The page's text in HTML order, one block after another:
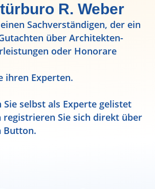
R. Weber
Sachverständigen, der ein
über Architekten-
oder Honorare
ihren Experten.
selbst als Experte gelistet
registrieren Sie sich direkt über
Button.